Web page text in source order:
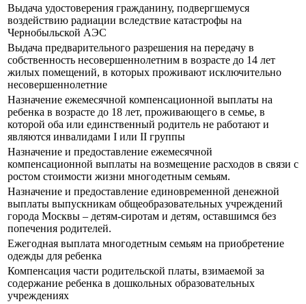
Выдача удостоверения гражданину, подвергшемуся
воздействию радиации вследствие катастрофы на
Чернобыльской АЭС
Выдача предварительного разрешения на передачу в
собственность несовершеннолетним в возрасте до 14 лет
жилых помещений, в которых проживают исключительно
несовершеннолетние
Назначение ежемесячной компенсационной выплаты на
ребенка в возрасте до 18 лет, проживающего в семье, в
которой оба или единственный родитель не работают и
являются инвалидами I или II группы
Назначение и предоставление ежемесячной
компенсационной выплаты на возмещение расходов в связи с
ростом стоимости жизни многодетным семьям.
Назначение и предоставление единовременной денежной
выплаты выпускникам общеобразовательных учреждений
города Москвы – детям-сиротам и детям, оставшимся без
попечения родителей.
Ежегодная выплата многодетным семьям на приобретение
одежды для ребенка
Компенсация части родительской платы, взимаемой за
содержание ребенка в дошкольных образовательных
учреждениях